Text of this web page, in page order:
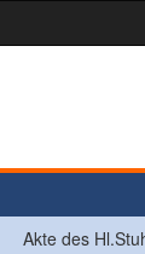
Akte des